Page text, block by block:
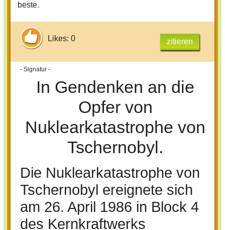
beste.
Likes: 0 zitieren
- Signatur -
In Gendenken an die
Opfer von
Nuklearkatastrophe von
Tschernobyl.
Die Nuklearkatastrophe von
Tschernobyl ereignete sich
am 26. April 1986 in Block 4
des Kernkraftwerks